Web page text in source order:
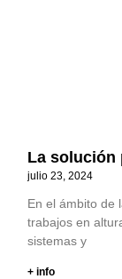
La solución
julio 23, 2024
En el ámbito de
trabajos en
sistemas y
+ info